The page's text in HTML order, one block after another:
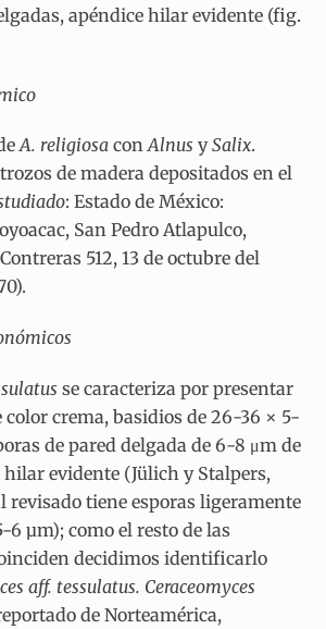
apéndice hilar evidente (fig.
A. religiosa conAlnusySalix.
de madera depositados en el
: Estado de México:
San Pedro Atlapulco,
512, 13 de octubre del
se caracteriza por presentar
crema, basidios de 26-36 × 5-
de pared delgada de 6-8 μm de
evidente (Jülich y Stalpers,
revisado tiene esporas ligeramente
6 µm); como el resto de las
decidimos identificarlo
aff. tessulatus. Ceraceomyces
de Norteamérica,